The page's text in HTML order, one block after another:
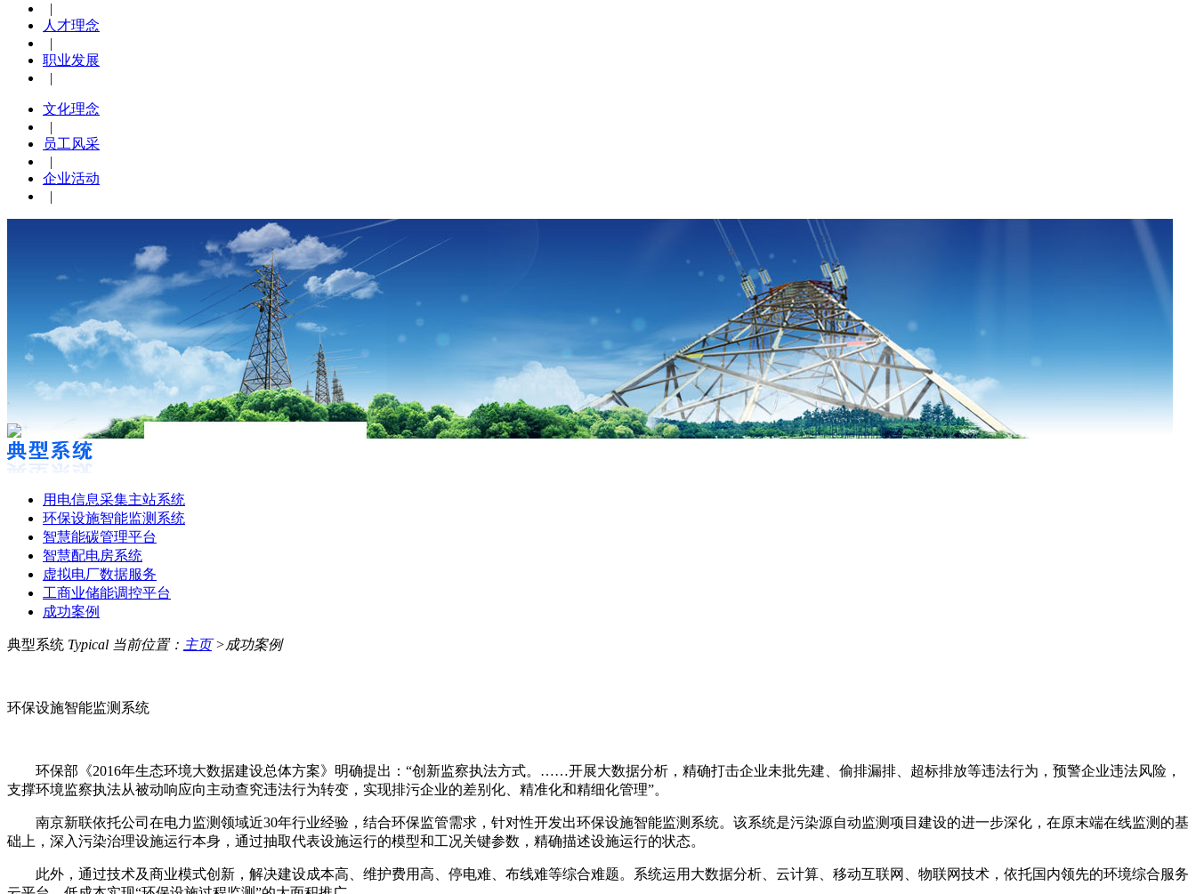
|
人才理念
|
职业发展
|
文化理念
|
员工风采
|
企业活动
|
用电信息采集主站系统
环保设施智能监测系统
智慧能碳管理平台
智慧配电房系统
虚拟电厂数据服务
工商业储能调控平台
成功案例
典型系统 Typical 当前位置： 主页>成功案例
环保设施智能监测系统
环保部《2016年生态环境大数据建设总体方案》明确提出：“创新监察执法方式。……开展大数据分析，精确打击企业未批先建、偷排漏排、超标排放等违法行为，预警企业违法风险，
支撑环境监察执法从被动响应向主动查究违法行为转变，实现排污企业的差别化、精准化和精细化管理”。
南京新联依托公司在电力监测领域近30年行业经验，结合环保监管需求，针对性开发出环保设施智能监测系统。该系统是污染源自动监测项目建设的进一步深化，在原末端在线监测的基
础上，深入污染治理设施运行本身，通过抽取代表设施运行的模型和工况关键参数，精确描述设施运行的状态。
此外，通过技术及商业模式创新，解决建设成本高、维护费用高、停电难、布线难等综合难题。系统运用大数据分析、云计算、移动互联网、物联网技术，依托国内领先的环境综合服务